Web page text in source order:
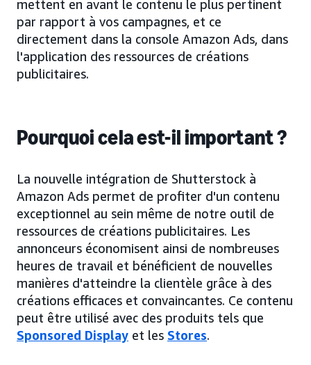
mettent en avant le contenu le plus pertinent
par rapport à vos campagnes, et ce
directement dans la console Amazon Ads, dans
l'application des ressources de créations
publicitaires.
Pourquoi cela est-il important ?
La nouvelle intégration de Shutterstock à
Amazon Ads permet de profiter d'un contenu
exceptionnel au sein même de notre outil de
ressources de créations publicitaires. Les
annonceurs économisent ainsi de nombreuses
heures de travail et bénéficient de nouvelles
manières d'atteindre la clientèle grâce à des
créations efficaces et convaincantes. Ce contenu
peut être utilisé avec des produits tels que
Sponsored Display et les Stores.